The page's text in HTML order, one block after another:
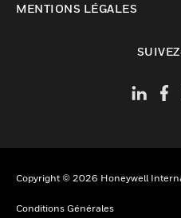
MENTIONS LÉGALES
Copyright © 2026 Honeywell
Conditions Générales